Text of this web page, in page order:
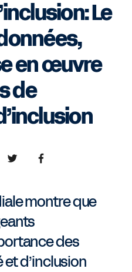
Le
en œuvre
de
ShareShare
montre que
des
d’inclusion